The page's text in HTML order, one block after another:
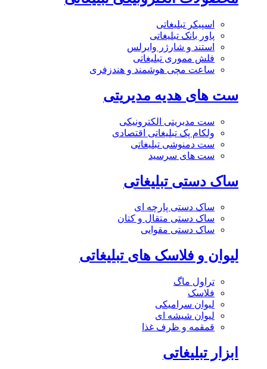
اسپیکر تبلیغاتی
پاور بانک تبلیغاتی
استند و شارژر وایرلس
فلش مموری تبلیغاتی
ساعت مچی هوشمند و هندزفری
ست های هدیه مدیریتی
ست مدیریتی الکترونیکی
ولکام پک تبلیغاتی اقتصادی
ست دمنوشی تبلیغاتی
ست های سرسید
ساک دستی تبلیغاتی
ساک دستی پارچه ای
ساک دستی متقال و کتان
ساک دستی مقوایی
لیوان و فلاسک های تبلیغاتی
تراول ماگ
فلاسک
لیوان سرامیکی
لیوان شیشه ای
قمقمه و ظرف غذا
ابزار تبلیغاتی